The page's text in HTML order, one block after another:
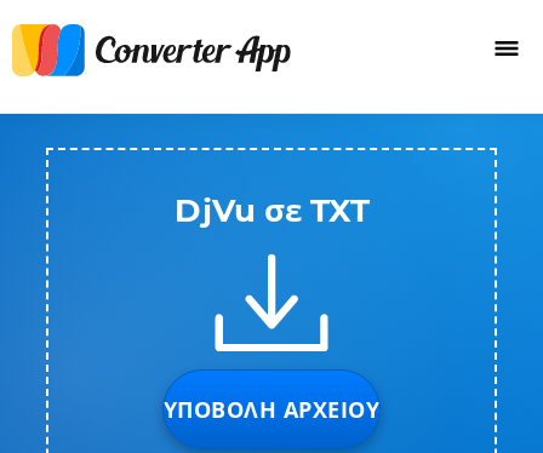
DjVu σε TXT
ΥΠΟΒΟΛΉ ΑΡΧΕΊΟΥ